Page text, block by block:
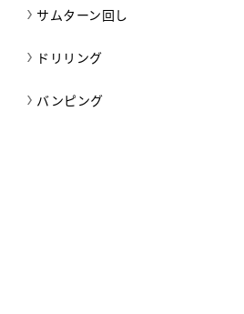
サムターン回し
ドリリング
バンピング